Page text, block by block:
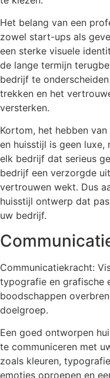
Het belang van een
zowel start-ups als
een sterke visuele
de lange termijn
bedrijf te
trekken en het
versterken.
Kortom, het hebben
en huisstijl is geen
elk bedrijf dat serieus
bedrijf een verzorgde
vertrouwen wekt. Dus
huisstijl ontwerp dat
uw bedrijf.
Communicatiekracht:
typografie en grafische
boodschappen
doelgroep.
Een goed ontworpen
te communiceren met
zoals kleuren,
emoties oproepen en